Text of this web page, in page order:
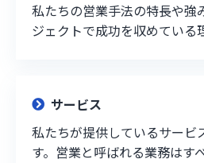
私たちの営業手法の特長や強
ジェクトで成功を収めている
サービス
私たちが提供しているサービ
す。営業と呼ばれる業務はす